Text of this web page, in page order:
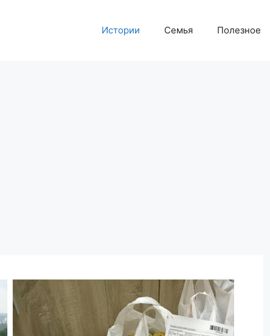
Истории Семья Полезное